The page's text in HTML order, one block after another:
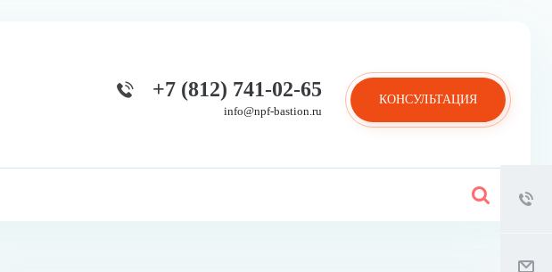
+7 (812) 741-02-65
info@npf-bastion.ru
КОНСУЛЬТАЦИЯ